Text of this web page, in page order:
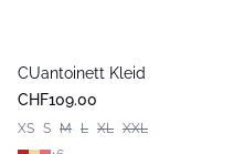
CUantoinett Kleid
CHF109.00
XS S M L XL XXL